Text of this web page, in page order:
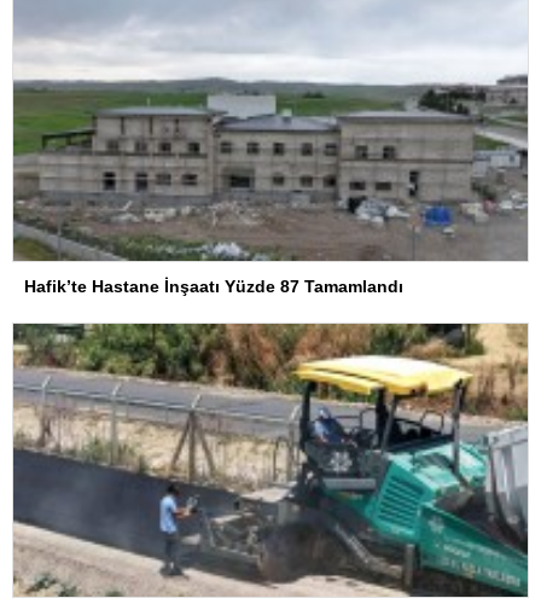
Hafik’te Hastane İnşaatı Yüzde 87 Tamamlandı